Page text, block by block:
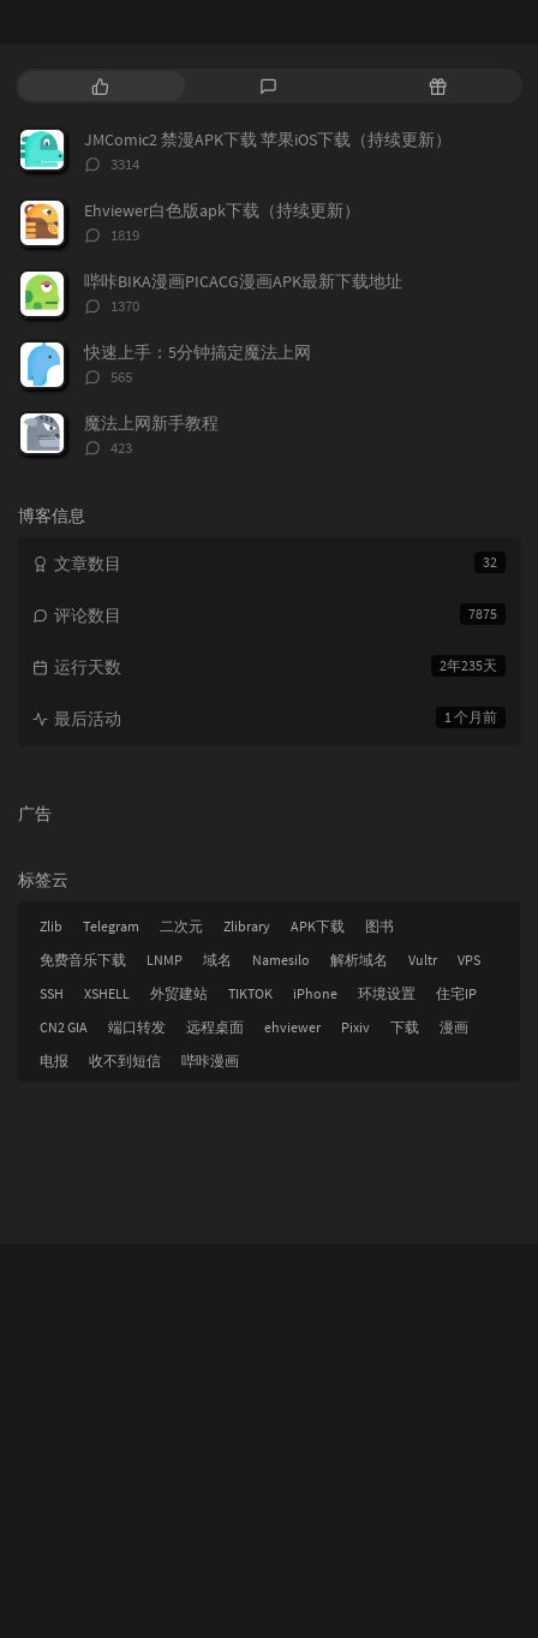
热
文
章
评
论
随
JMComic2 禁漫APK下载 苹果iOS下载（持续更新）
评
数：
3314
Ehviewer白色版apk下载（持续更新）
评
数：
1819
哔咔BIKA漫画PICACG漫画APK最新下载地址
评
数：
1370
快速上手：5分钟搞定魔法上网
评
数：
565
魔法上网新手教程
评
423
博客信息
32
文章数目
7875
评论数目
2年235天
运行天数
1 个月前
最后活动
广告
标签云
Zlib Telegram 二次元 Zlibrary APK下载
图书
免费音乐下载
LNMP 域名 Namesilo 解析域名 Vultr
VPS
SSH
XSHELL 外贸建站 TIKTOK iPhone 环境设置
住宅IP
CN2 GIA
端口转发 远程桌面 ehviewer Pixiv 下载
漫画
电报
收不到短信 哔咔漫画